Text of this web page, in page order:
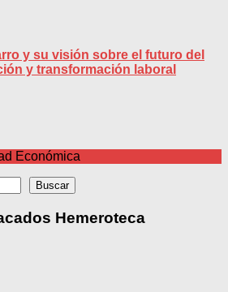
y su visión sobre el futuro del
y transformación laboral
Económica
Buscar
Hemeroteca